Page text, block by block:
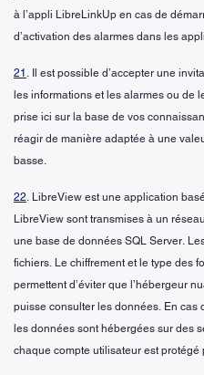
à l’appli LibreLinkUp en cas de
d’activation des alarmes dans les
21 . Il est possible d’accepter une
les informations et les alarmes ou de
prise ici sur la base de vos
réagir de manière adaptée à une
basse.
22. LibreView est une application
LibreView sont transmises à un
une base de données SQL Server.
fichiers. Le chiffrement et le type des
permettent d’éviter que l’hébergeur
puisse consulter les données. En cas
les données sont hébergées sur des
chaque compte utilisateur est protégé